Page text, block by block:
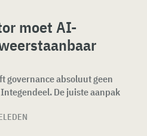
moet AI-
governance absoluut geen
De juiste aanpak